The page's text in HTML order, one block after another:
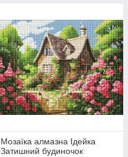
Мозаїка алмазна Ідейка
Затишний будиночок